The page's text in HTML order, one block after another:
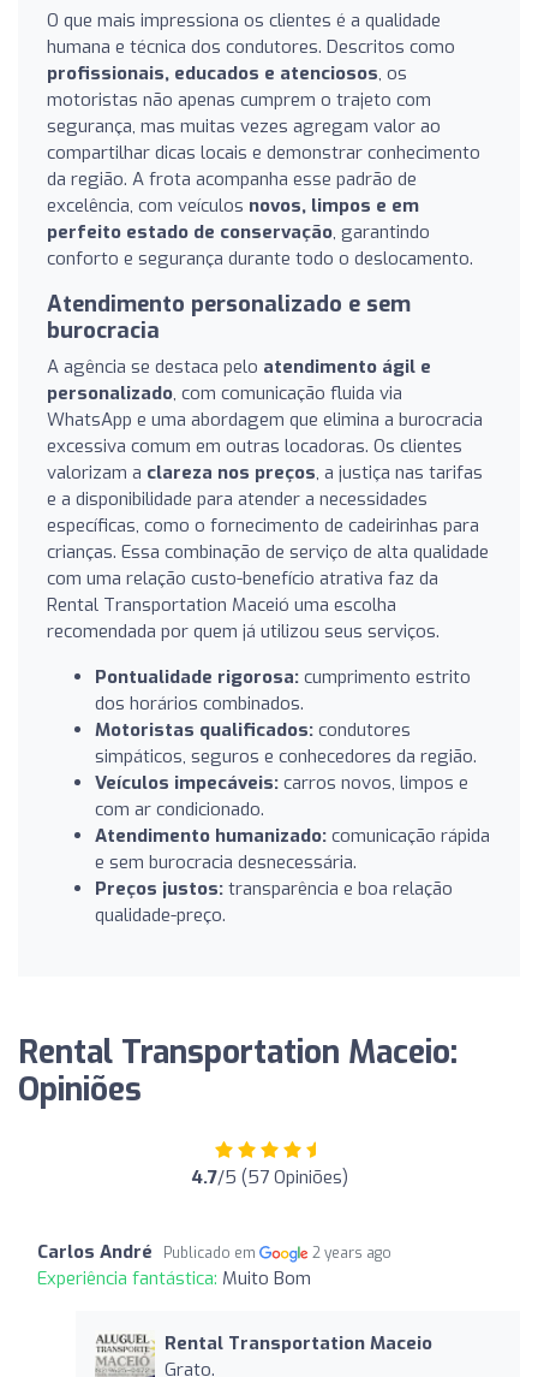
O que mais impressiona os clientes é a qualidade
humana e técnica dos condutores. Descritos como
profissionais, educados e atenciosos, os
motoristas não apenas cumprem o trajeto com
segurança, mas muitas vezes agregam valor ao
compartilhar dicas locais e demonstrar conhecimento
da região. A frota acompanha esse padrão de
excelência, com veículos novos, limpos e em
perfeito estado de conservação, garantindo
conforto e segurança durante todo o deslocamento.
Atendimento personalizado e sem
burocracia
A agência se destaca pelo atendimento ágil e
personalizado, com comunicação fluida via
WhatsApp e uma abordagem que elimina a burocracia
excessiva comum em outras locadoras. Os clientes
valorizam a clareza nos preços, a justiça nas tarifas
e a disponibilidade para atender a necessidades
específicas, como o fornecimento de cadeirinhas para
crianças. Essa combinação de serviço de alta qualidade
com uma relação custo-benefício atrativa faz da
Rental Transportation Maceió uma escolha
recomendada por quem já utilizou seus serviços.
Pontualidade rigorosa: cumprimento estrito
dos horários combinados.
Motoristas qualificados: condutores
simpáticos, seguros e conhecedores da região.
Veículos impecáveis: carros novos, limpos e
com ar condicionado.
Atendimento humanizado: comunicação rápida
e sem burocracia desnecessária.
Preços justos: transparência e boa relação
qualidade-preço.
Rental Transportation Maceio:
Opiniões
4.7/5 (57 Opiniões)
Carlos André Publicado em 2 years ago
Experiência fantástica: Muito Bom
Rental Transportation Maceio
Grato.